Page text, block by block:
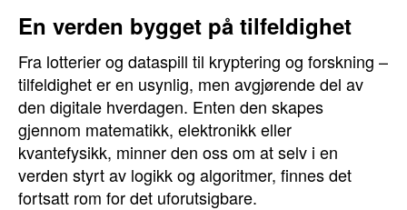
En verden bygget på tilfeldighet
Fra lotterier og dataspill til kryptering og forskning –
tilfeldighet er en usynlig, men avgjørende del av
den digitale hverdagen. Enten den skapes
gjennom matematikk, elektronikk eller
kvantefysikk, minner den oss om at selv i en
verden styrt av logikk og algoritmer, finnes det
fortsatt rom for det uforutsigbare.